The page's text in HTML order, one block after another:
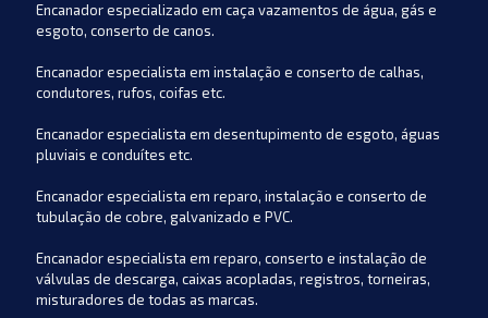
Encanador especializado em caça vazamentos de água, gás e
esgoto, conserto de canos.
Encanador especialista em instalação e conserto de calhas,
condutores, rufos, coifas etc.
Encanador especialista em desentupimento de esgoto, águas
pluviais e conduítes etc.
Encanador especialista em reparo, instalação e conserto de
tubulação de cobre, galvanizado e PVC.
Encanador especialista em reparo, conserto e instalação de
válvulas de descarga, caixas acopladas, registros, torneiras,
misturadores de todas as marcas.